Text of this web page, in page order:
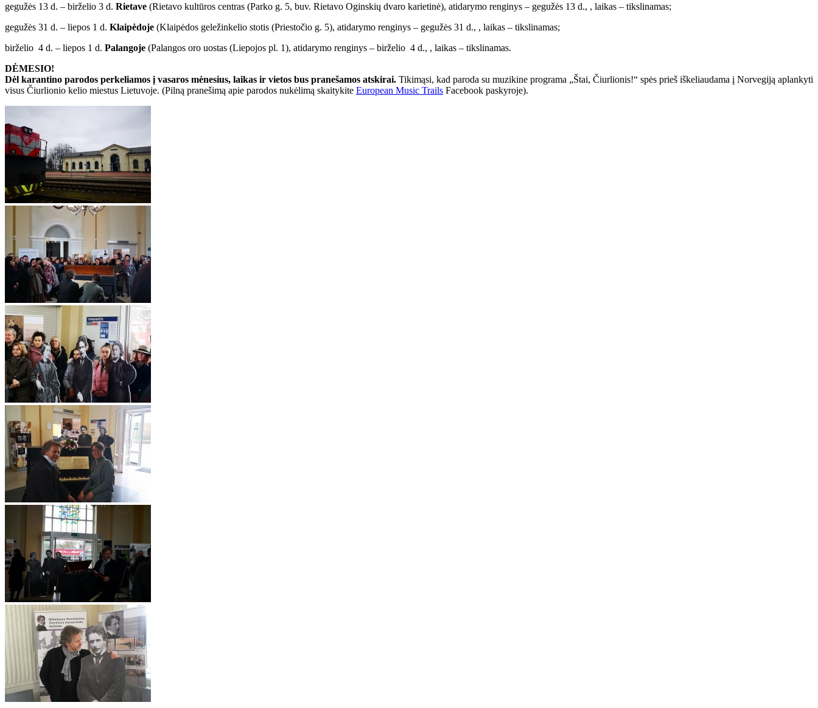
gegužės 13 d. – birželio 3 d. Rietave (Rietavo kultūros centras (Parko g. 5, buv. Rietavo Oginskių dvaro karietinė), atidarymo renginys – gegužės 13 d., , laikas – tikslinamas;
gegužės 31 d. – liepos 1 d. Klaipėdoje (Klaipėdos geležinkelio stotis (Priestočio g. 5), atidarymo renginys – gegužės 31 d., , laikas – tikslinamas;
birželio 4 d. – liepos 1 d. Palangoje (Palangos oro uostas (Liepojos pl. 1), atidarymo renginys – birželio 4 d., , laikas – tikslinamas.
DĖMESIO!
Dėl karantino parodos perkeliamos į vasaros mėnesius, laikas ir vietos bus pranešamos atskirai. Tikimąsi, kad paroda su muzikine programa „Štai, Čiurlionis!“ spės prieš iškeliaudama į Norvegiją aplankyti
visus Čiurlionio kelio miestus Lietuvoje. (Pilną pranešimą apie parodos nukėlimą skaitykite European Music Trails Facebook paskyroje).